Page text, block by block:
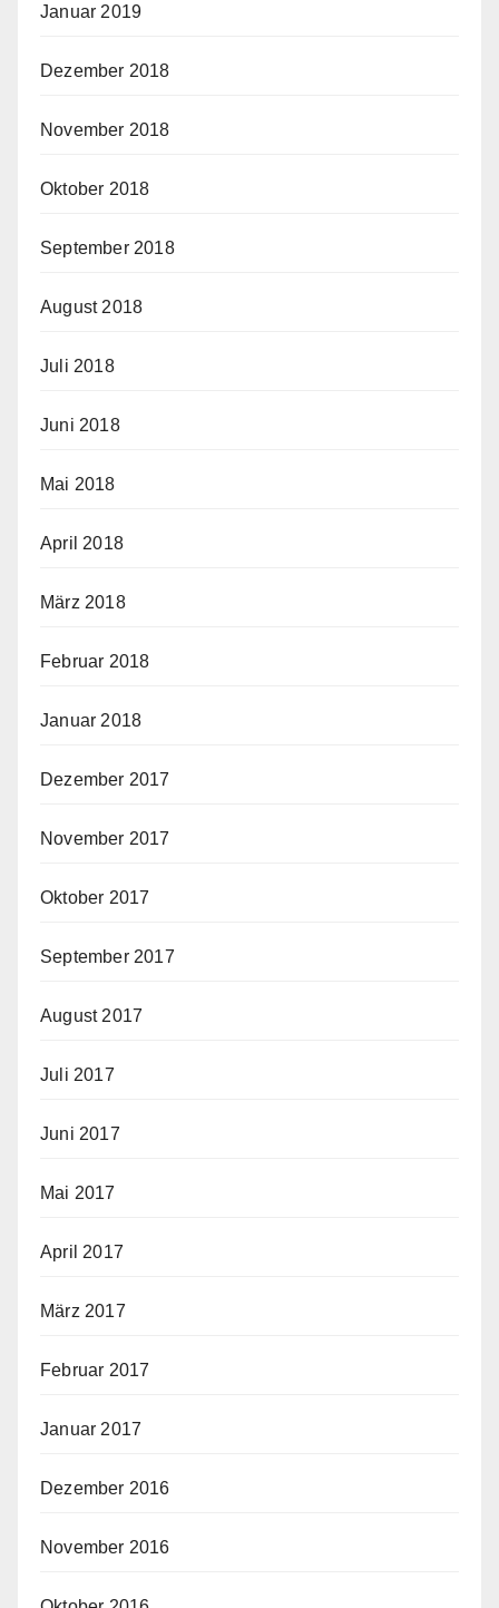
Januar 2019
Dezember 2018
November 2018
Oktober 2018
September 2018
August 2018
Juli 2018
Juni 2018
Mai 2018
April 2018
März 2018
Februar 2018
Januar 2018
Dezember 2017
November 2017
Oktober 2017
September 2017
August 2017
Juli 2017
Juni 2017
Mai 2017
April 2017
März 2017
Februar 2017
Januar 2017
Dezember 2016
November 2016